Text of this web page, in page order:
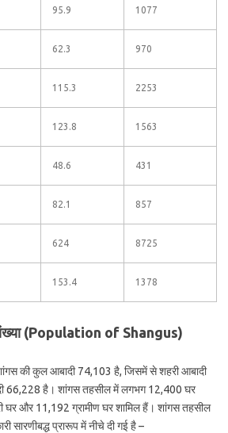
95.9 1077
62.3 970
115.3 2253
123.8 1563
48.6 431
82.1 857
624 8725
153.4 1378
(Population of Shangus)
की कुल आबादी 74,103 है, जिसमें से शहरी आबादी
66,228 है। शांगस तहसील में लगभग 12,400 घर
घर और 11,192 ग्रामीण घर शामिल हैं। शांगस तहसील
सारणीबद्ध प्रारूप में नीचे दी गई है –